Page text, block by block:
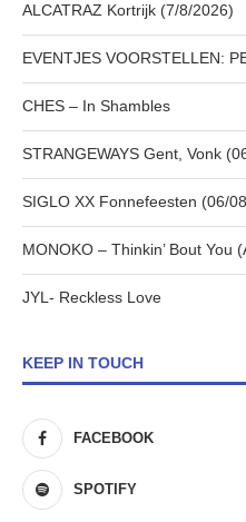
ALCATRAZ Kortrijk (7/8/2026)
EVENTJES VOORSTELLEN:
CHES – In Shambles
STRANGEWAYS Gent, Vonk
SIGLO XX Fonnefeesten (06/
MONOKO – Thinkin’ Bout You
JYL- Reckless Love
KEEP IN TOUCH
FACEBOOK
SPOTIFY